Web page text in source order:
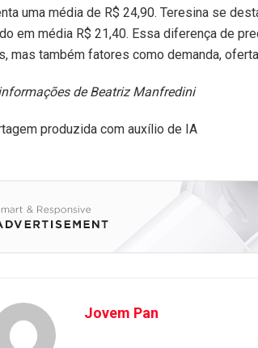
uma média de R$ 24,90. Teresina se
em média R$ 21,40. Essa diferença de
mas também fatores como demanda,
de Beatriz Manfredini
produzida com auxílio de IA
Jovem Pan